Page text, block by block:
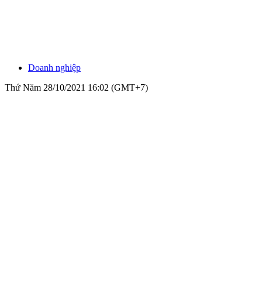
Doanh nghiệp
Thứ Năm 28/10/2021 16:02 (GMT+7)